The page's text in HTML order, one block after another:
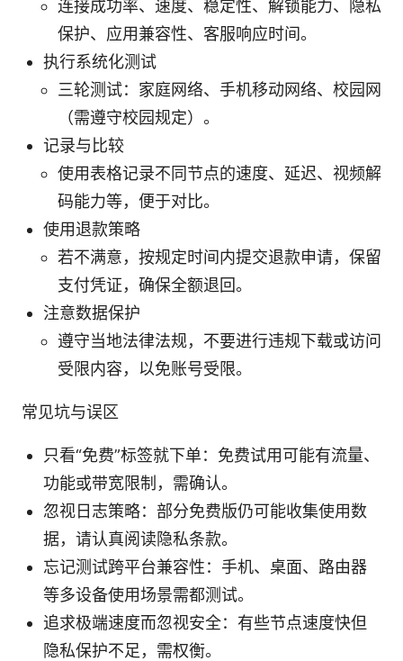
连接成功率、速度、稳定性、解锁能力、隐私
保护、应用兼容性、客服响应时间。
执行系统化测试
三轮测试：家庭网络、手机移动网络、校园网
（需遵守校园规定）。
记录与比较
使用表格记录不同节点的速度、延迟、视频解
码能力等，便于对比。
使用退款策略
若不满意，按规定时间内提交退款申请，保留
支付凭证，确保全额退回。
注意数据保护
遵守当地法律法规，不要进行违规下载或访问
受限内容，以免账号受限。
常见坑与误区
只看“免费”标签就下单：免费试用可能有流量、
功能或带宽限制，需确认。
忽视日志策略：部分免费版仍可能收集使用数
据，请认真阅读隐私条款。
忘记测试跨平台兼容性：手机、桌面、路由器
等多设备使用场景需都测试。
追求极端速度而忽视安全：有些节点速度快但
隐私保护不足，需权衡。